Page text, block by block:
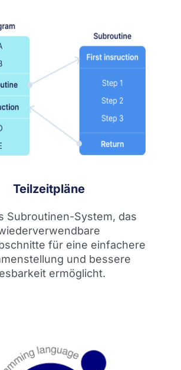
Teilzeitpläne
Subroutinen-System, das
für eine einfachere
und bessere
ermöglicht.